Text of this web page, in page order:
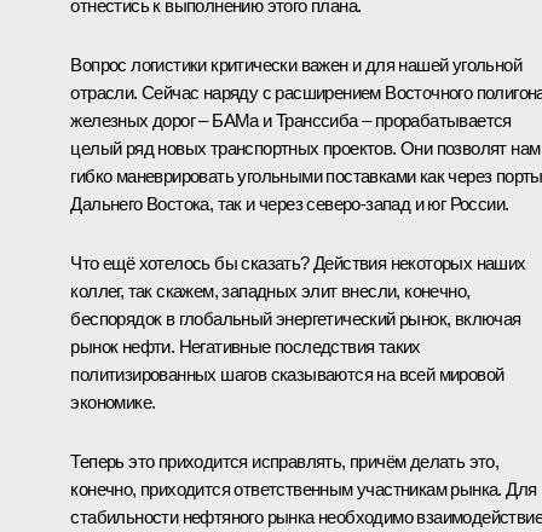
отнестись к выполнению этого плана.
Вопрос логистики критически важен и для нашей угольной
отрасли. Сейчас наряду с расширением Восточного
железных дорог – БАМа и Транссиба – прорабатывается
целый ряд новых транспортных проектов. Они позволят нам
гибко маневрировать угольными поставками как через порты
Дальнего Востока, так и через северо-запад и юг России.
Что ещё хотелось бы сказать? Действия некоторых наших
коллег, так скажем, западных элит внесли, конечно,
беспорядок в глобальный энергетический рынок, включая
рынок нефти. Негативные последствия таких
политизированных шагов сказываются на всей мировой
экономике.
Теперь это приходится исправлять, причём делать это,
конечно, приходится ответственным участникам рынка. Для
стабильности нефтяного рынка необходимо взаимодействие